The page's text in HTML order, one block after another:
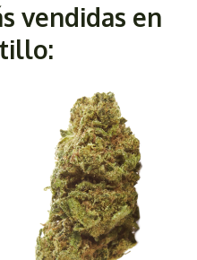
vendidas en